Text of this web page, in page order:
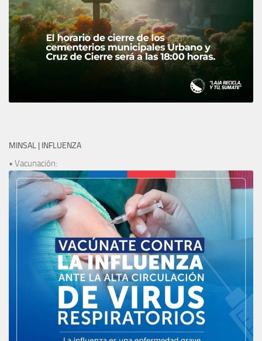
MINSAL | INFLUENZA
• Vacunación: